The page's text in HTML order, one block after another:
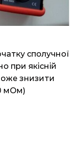
сполучної
при якісній
знизити
мОм)